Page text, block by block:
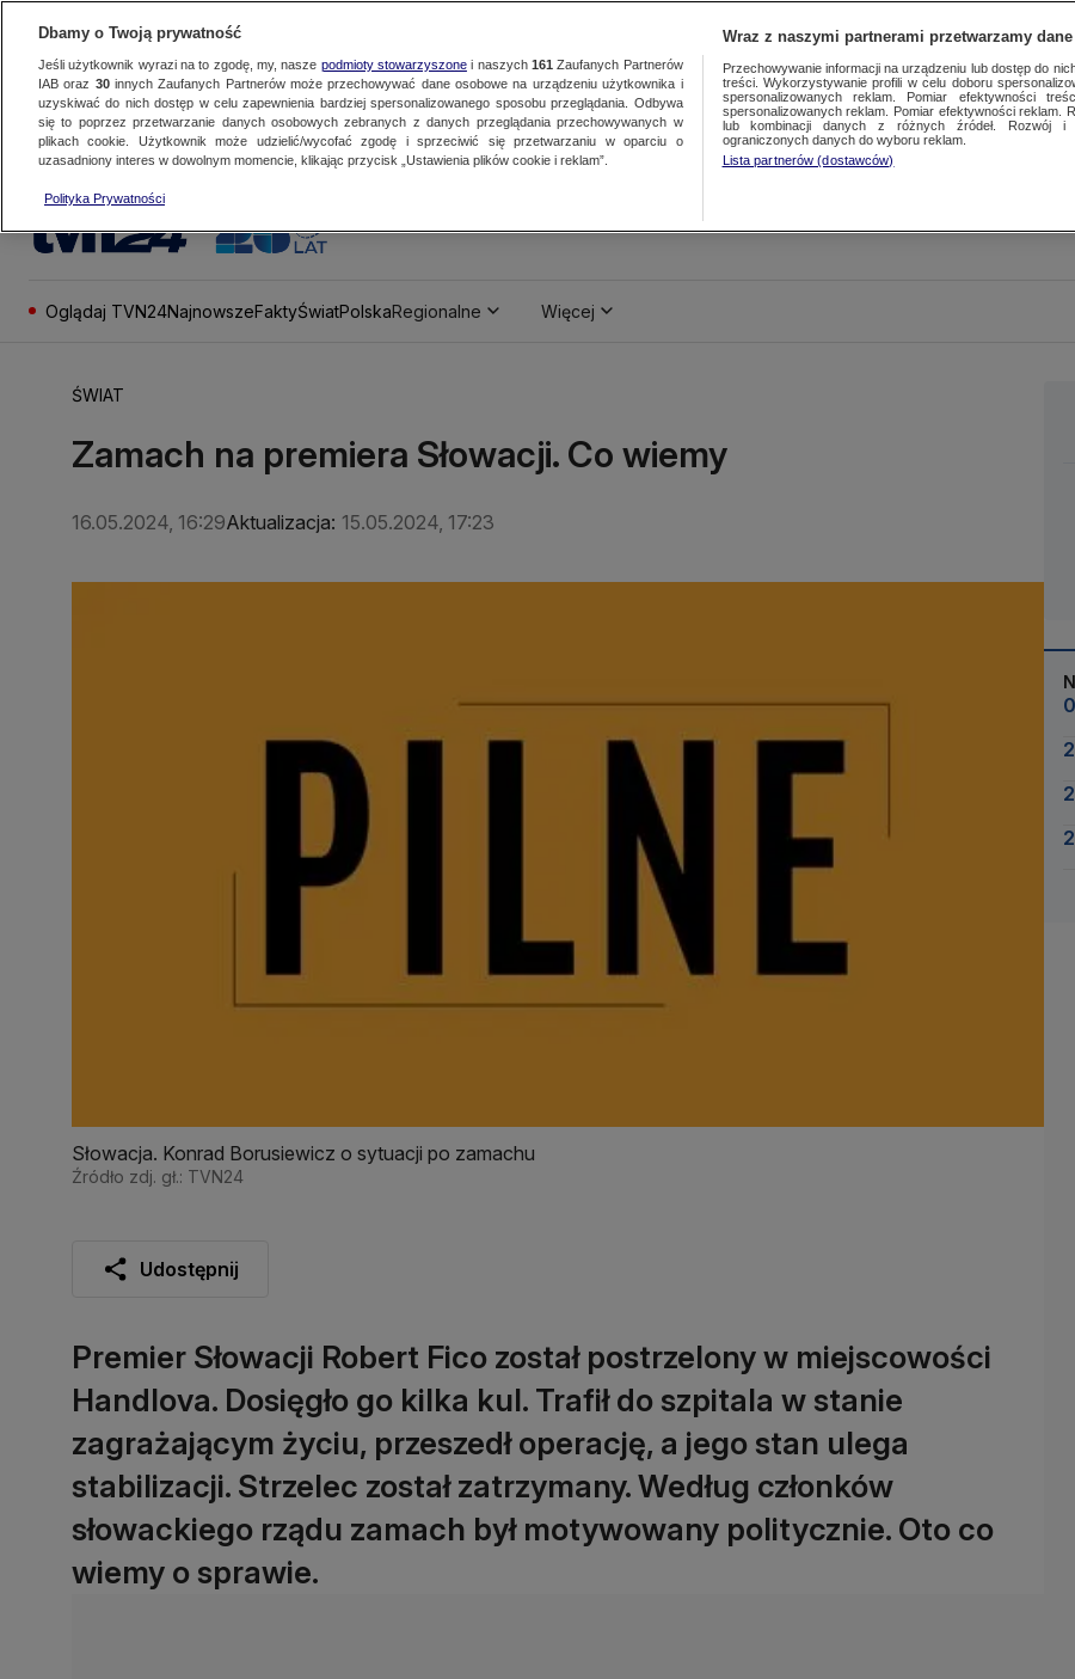
Oglądaj TVN24NajnowszeFaktyŚwiatPolskaRegionalne Więcej
ŚWIAT
Zamach na premiera Słowacji. Co wiemy
16.05.2024, 16:29Aktualizacja: 15.05.2024, 17:23
Słowacja. Konrad Borusiewicz o sytuacji po zamachu
Źródło zdj. gł.: TVN24
Udostępnij
Premier Słowacji Robert Fico został postrzelony w miejscowości
Handlova. Dosięgło go kilka kul. Trafił do szpitala w stanie
zagrażającym życiu, przeszedł operację, a jego stan ulega
stabilizacji. Strzelec został zatrzymany. Według członków
słowackiego rządu zamach był motywowany politycznie. Oto co
wiemy o sprawie.
Dbamy o Twoją prywatność
Jeśli użytkownik wyrazi na to zgodę, my, nasze podmioty stowarzyszonei naszych 161 Zaufanych Partnerów
IAB oraz 30innych Zaufanych Partnerów może przechowywać dane osobowe na urządzeniu użytkownika i
uzyskiwać do nich dostęp w celu zapewnienia bardziej spersonalizowanego sposobu przeglądania. Odbywa
się to poprzez przetwarzanie danych osobowych zebranych z danych przeglądania przechowywanych w
plikach cookie. Użytkownik może udzielić/wycofać zgodę i sprzeciwić się przetwarzaniu w oparciu o
uzasadniony interes w dowolnym momencie, klikając przycisk „Ustawienia plików cookie i reklam”.
Polityka Prywatności
Wraz z naszymi partnerami przetwarzamy
Przechowywanie informacji na urządzeniu lub dostęp do
treści. Wykorzystywanie profili w celu doboru
spersonalizowanych reklam. Pomiar efektywności
spersonalizowanych reklam. Pomiar efektywności reklam.
lub kombinacji danych z różnych źródeł. Rozwój i
ograniczonych danych do wyboru reklam.
Lista partnerów (dostawców)